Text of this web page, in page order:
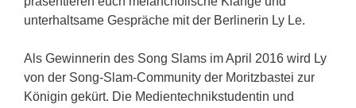
unterhaltsame Gespräche mit der Berlinerin Ly Le.
Als Gewinnerin des Song Slams im April 2016 wird Ly
von der Song-Slam-Community der Moritzbastei zur
Königin gekürt. Die Medientechnikstudentin und